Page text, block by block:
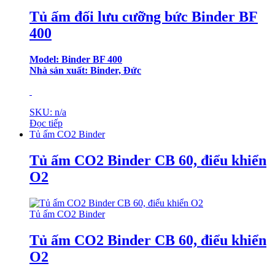
Tủ ấm đối lưu cưỡng bức Binder BF
400
Model: Binder BF 400
Nhà sản xuất: Binder, Đức
SKU: n/a
Đọc tiếp
Tủ ấm CO2 Binder
Tủ ấm CO2 Binder CB 60, điểu khiển
O2
Tủ ấm CO2 Binder
Tủ ấm CO2 Binder CB 60, điểu khiển
O2